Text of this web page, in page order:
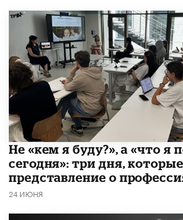
Не «кем я буду?», а «что я
сегодня»: три дня,
представление о
24 ИЮНЯ